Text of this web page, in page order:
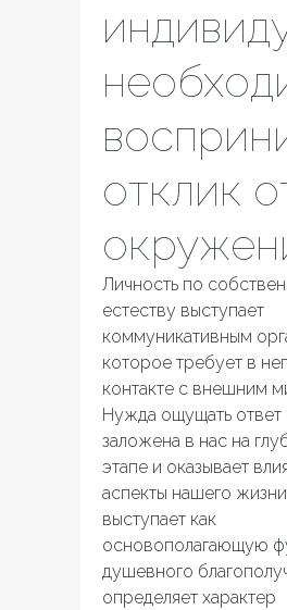
отклик
Личность по
естеству выступает
коммуникативным
которое требует в
контакте с внешним
Нужда ощущать ответ
заложена в нас на
этапе и оказывает
аспекты нашего
выступает как
основополагающую
душевного
определяет характер